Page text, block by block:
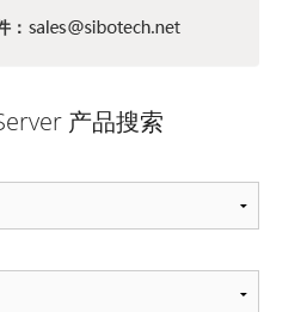
：
产品搜索